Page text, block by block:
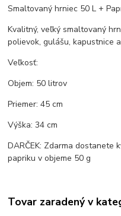
Smaltovaný hrniec 50 L +
Kvalitný, veľký smaltovaný
polievok, gulášu, kapustnice
Veľkosť:
Objem: 50 litrov
Priemer: 45 cm
Výška: 34 cm
DARČEK: Zdarma dostanete
papriku v objeme 50 g
Tovar zaradený v